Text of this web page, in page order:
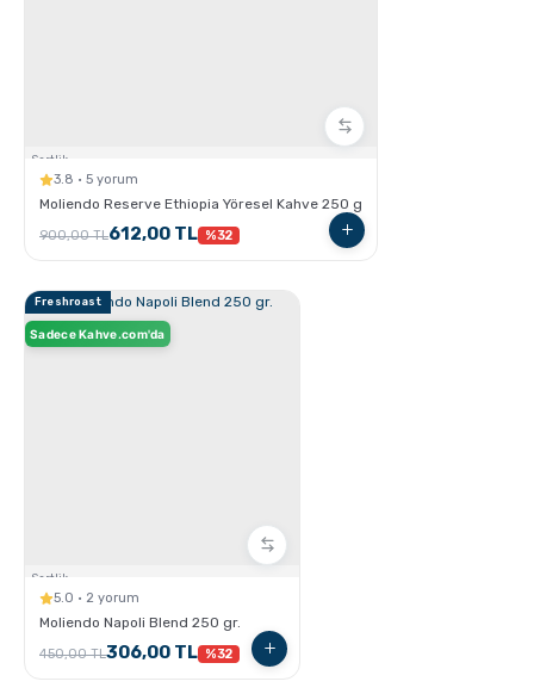
GROSCHE Milano Moka pot ile Espresso Nasıl
hazırlanır ?
Sertlik:
3.8 · 5 yorum
Moliendo Reserve Ethiopia Yöresel Kahve 250 g
900,00 TL612,00 TL %32
Freshroast
Sertlik:
Sadece Kahve.com'da
5.0 · 2 yorum
Moliendo Napoli Blend 250 gr.
450,00 TL306,00 TL %32